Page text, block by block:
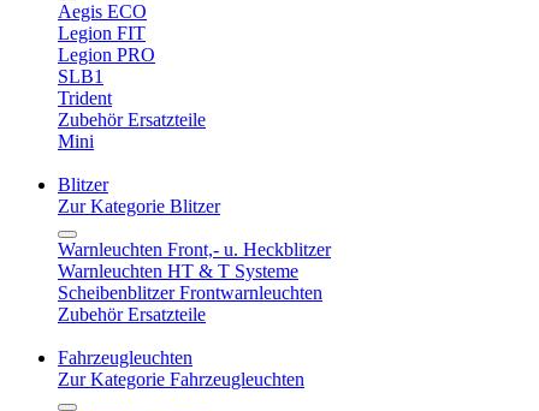
Aegis ECO
Legion FIT
Legion PRO
SLB1
Trident
Zubehör Ersatzteile
Mini
Blitzer
Zur Kategorie Blitzer
Warnleuchten Front,- u. Heckblitzer
Warnleuchten HT & T Systeme
Scheibenblitzer Frontwarnleuchten
Zubehör Ersatzteile
Fahrzeugleuchten
Zur Kategorie Fahrzeugleuchten